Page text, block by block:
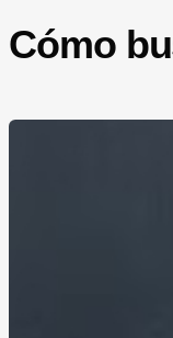
Cómo